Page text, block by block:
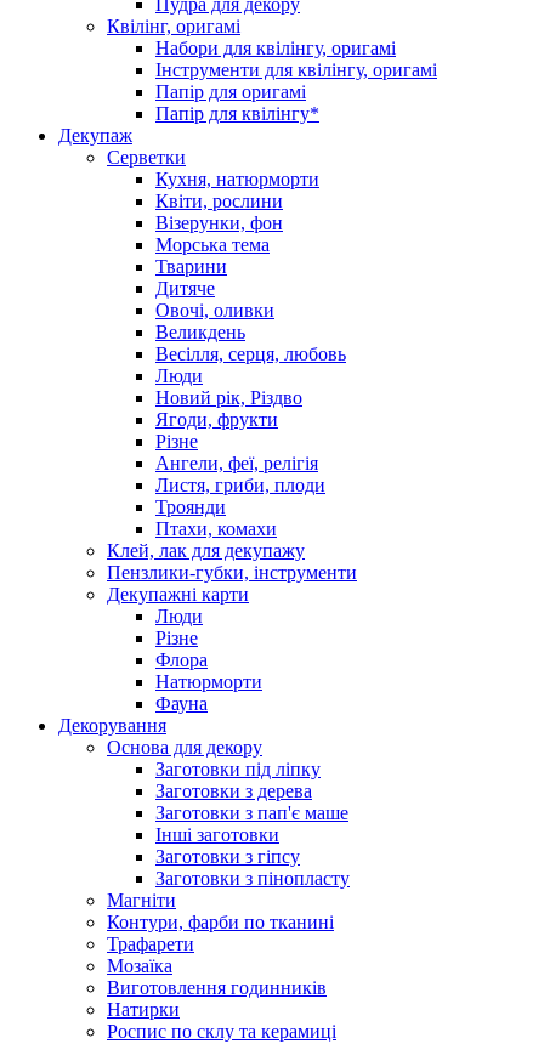
Квілінг, оригамі
Набори для квілінгу, оригамі
Інструменти для квілінгу, оригамі
Папір для оригамі
Папір для квілінгу*
Декупаж
Серветки
Кухня, натюрморти
Квіти, рослини
Візерунки, фон
Морська тема
Тварини
Дитяче
Овочі, оливки
Великдень
Весілля, серця, любовь
Люди
Новий рік, Різдво
Ягоди, фрукти
Різне
Ангели, феї, релігія
Листя, гриби, плоди
Троянди
Птахи, комахи
Клей, лак для декупажу
Пензлики-губки, інструменти
Декупажні карти
Люди
Різне
Флора
Натюрморти
Фауна
Декорування
Основа для декору
Заготовки під ліпку
Заготовки з дерева
Заготовки з пап'є маше
Інші заготовки
Заготовки з гіпсу
Заготовки з пінопласту
Магніти
Контури, фарби по тканині
Трафарети
Мозаїка
Виготовлення годинників
Натирки
Роспис по склу та керамиці